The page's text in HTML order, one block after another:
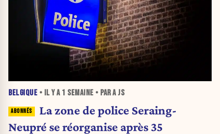
BELGIQUE • IL Y A 1 SEMAINE • PAR A JS
La zone de police Seraing-
Neupré se réorganise après 35